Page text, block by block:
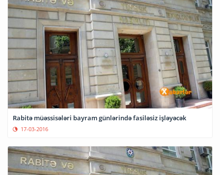
Rabitə müəssisələri bayram günlərində fasiləsiz işləyəcək
17-03-2016